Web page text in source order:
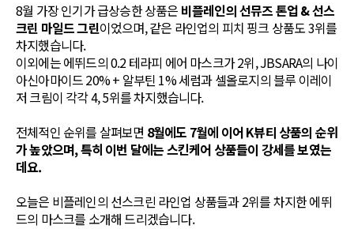
8월 가장 인기가 급상승한 상품은 비플레인의 선뮤즈 톤업 & 선스
크린 마일드 그린이었으며, 같은 라인업의 피치 핑크 상품도 3위를
차지했습니다.
이외에는 에뛰드의 0.2 테라피 에어 마스크가 2위, JBSARA의 나이
아신아마이드 20% + 알부틴 1% 세럼과 셀올로지의 블루 이레이
저 크림이 각각 4, 5위를 차지했습니다.
전체적인 순위를 살펴보면 8월에도 7월에 이어 K뷰티 상품의 순위
가 높았으며, 특히 이번 달에는 스킨케어 상품들이 강세를 보였는
데요.
오늘은 비플레인의 선스크린 라인업 상품들과 2위를 차지한 에뛰
드의 마스크를 소개해 드리겠습니다.